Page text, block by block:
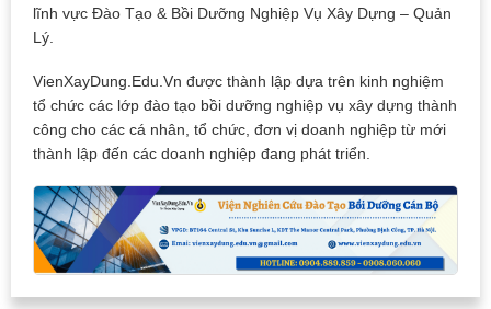
lĩnh vực Đào Tạo & Bồi Dưỡng Nghiệp Vụ Xây Dựng – Quản
Lý.
VienXayDung.Edu.Vn được thành lập dựa trên kinh nghiệm
tổ chức các lớp đào tạo bồi dưỡng nghiệp vụ xây dựng thành
công cho các cá nhân, tổ chức, đơn vị doanh nghiệp từ mới
thành lập đến các doanh nghiệp đang phát triển.